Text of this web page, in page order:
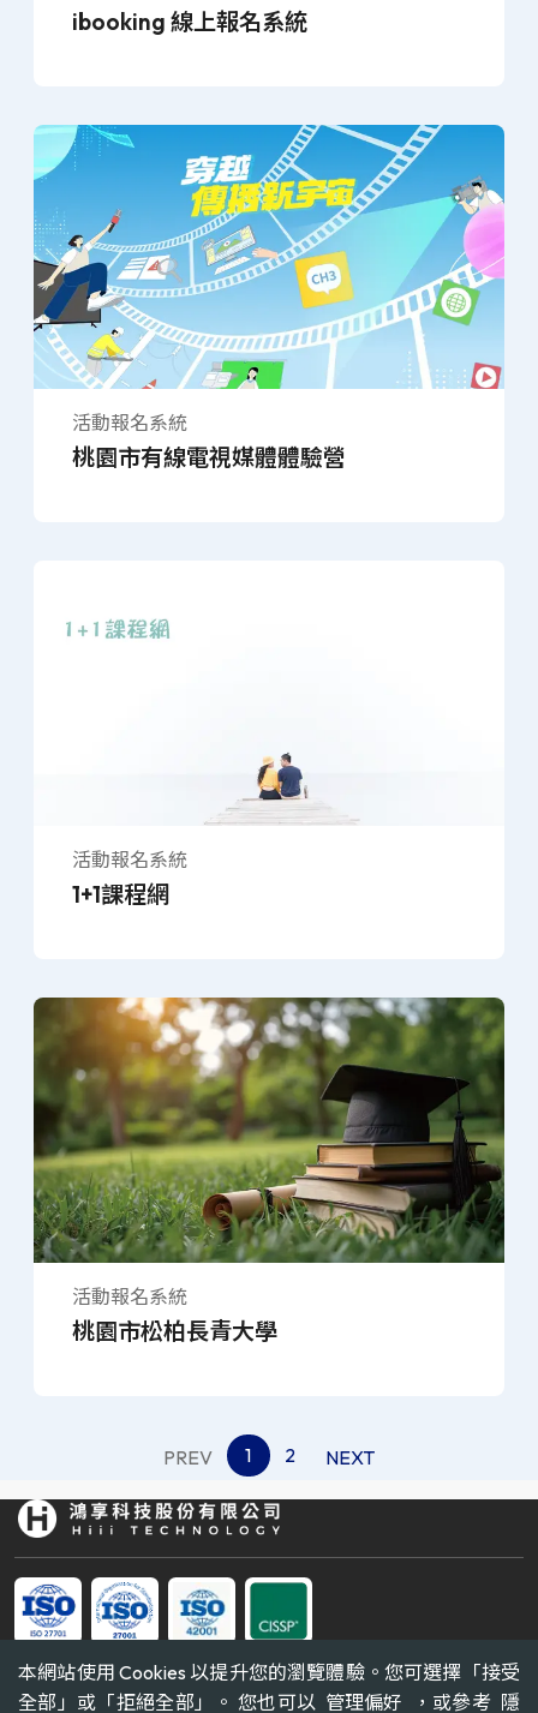
ibooking 線上報名系統
活動報名系統
桃園市有線電視媒體體驗營
活動報名系統
1+1課程網
活動報名系統
桃園市松柏長青大學
PREV 1
(current) 2 NEXT
TEL
本網站使用 Cookies 以提升您的瀏覽體驗。您可選擇「接受
全部」或「拒絕全部」。 您也可以 管理偏好 ，或參考 隱